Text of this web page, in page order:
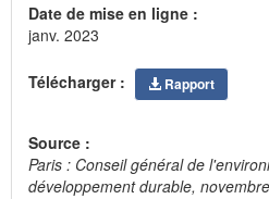
Date de mise en ligne :
janv. 2023
Télécharger : Rapport
Source :
Paris : Conseil général de
développement durable,